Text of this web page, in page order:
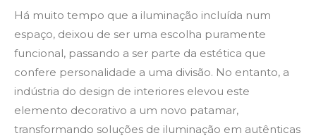
Há muito tempo que a iluminação incluída num
espaço, deixou de ser uma escolha puramente
funcional, passando a ser parte da estética que
confere personalidade a uma divisão. No entanto, a
indústria do design de interiores elevou este
elemento decorativo a um novo patamar,
transformando soluções de iluminação em autênticas